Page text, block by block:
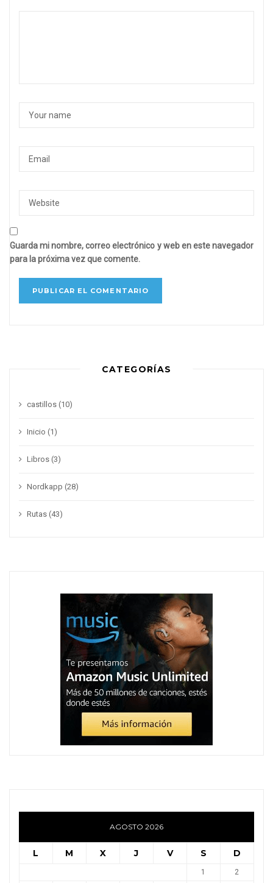
Guarda mi nombre, correo electrónico y web en este navegador
para la próxima vez que comente.
CATEGORÍAS
castillos (10)
Inicio (1)
Libros (3)
Nordkapp (28)
Rutas (43)
AGOSTO 2026
L M X J V S D
1 2